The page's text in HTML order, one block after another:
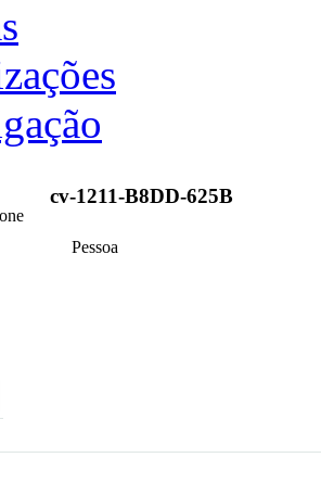
cv-1211-B8DD-625B
Pessoa